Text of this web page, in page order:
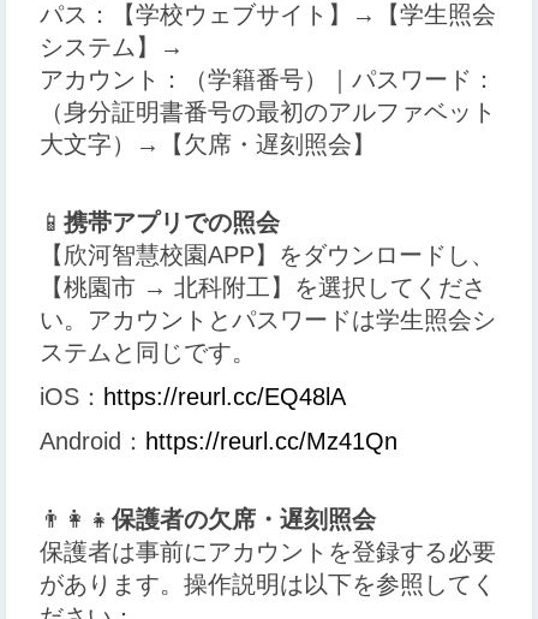
パス：【学校ウェブサイト】→【学生照会
システム】→
アカウント：（学籍番号）｜パスワード：
（身分証明書番号の最初のアルファベット
大文字）→【欠席・遅刻照会】
📱 携帯アプリでの照会
【欣河智慧校園APP】をダウンロードし、
【桃園市 → 北科附工】を選択してくださ
い。アカウントとパスワードは学生照会シ
ステムと同じです。
iOS： https://reurl.cc/EQ48lA
Android： https://reurl.cc/Mz41Qn
👨‍👩‍👧 保護者の欠席・遅刻照会
保護者は事前にアカウントを登録する必要
があります。操作説明は以下を参照してく